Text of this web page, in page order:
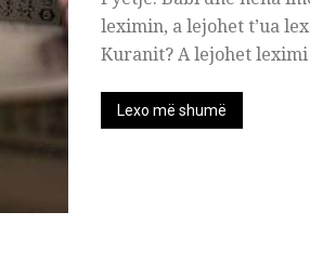
leximin, a lejohet t’ua
Kuranit? A lejohet leximi
Lexo më shumë